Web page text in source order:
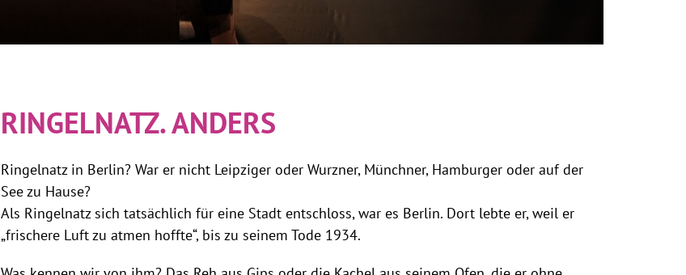
RINGELNATZ. ANDERS
Ringelnatz in Berlin? War er nicht Leipziger oder Wurzner, Münchner, Hamburger oder auf der
See zu Hause?
Als Ringelnatz sich tatsächlich für eine Stadt entschloss, war es Berlin. Dort lebte er, weil er
„frischere Luft zu atmen hoffte“, bis zu seinem Tode 1934.